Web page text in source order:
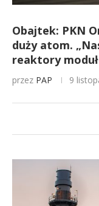
Obajtek: PKN
duży atom.
reaktory
przez PAP 9